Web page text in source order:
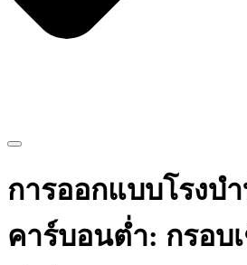
การออกแบบโรงบ
คาร์บอนต่ำ: กรอบ